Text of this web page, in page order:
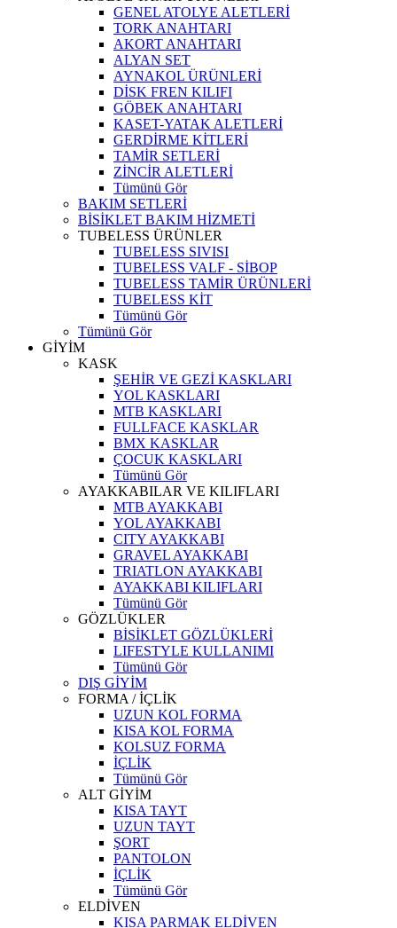
GENEL ATOLYE ALETLERİ
TORK ANAHTARI
AKORT ANAHTARI
ALYAN SET
AYNAKOL ÜRÜNLERİ
DİSK FREN KILIFI
GÖBEK ANAHTARI
KASET-YATAK ALETLERİ
GERDİRME KİTLERİ
TAMİR SETLERİ
ZİNCİR ALETLERİ
Tümünü Gör
BAKIM SETLERİ
BİSİKLET BAKIM HİZMETİ
TUBELESS ÜRÜNLER
TUBELESS SIVISI
TUBELESS VALF - SİBOP
TUBELESS TAMİR ÜRÜNLERİ
TUBELESS KİT
Tümünü Gör
Tümünü Gör
GİYİM
KASK
ŞEHİR VE GEZİ KASKLARI
YOL KASKLARI
MTB KASKLARI
FULLFACE KASKLAR
BMX KASKLAR
ÇOCUK KASKLARI
Tümünü Gör
AYAKKABILAR VE KILIFLARI
MTB AYAKKABI
YOL AYAKKABI
CITY AYAKKABI
GRAVEL AYAKKABI
TRIATLON AYAKKABI
AYAKKABI KILIFLARI
Tümünü Gör
GÖZLÜKLER
BİSİKLET GÖZLÜKLERİ
LIFESTYLE KULLANIMI
Tümünü Gör
DIŞ GİYİM
FORMA / İÇLİK
UZUN KOL FORMA
KISA KOL FORMA
KOLSUZ FORMA
İÇLİK
Tümünü Gör
ALT GİYİM
KISA TAYT
UZUN TAYT
ŞORT
PANTOLON
İÇLİK
Tümünü Gör
ELDİVEN
KISA PARMAK ELDİVEN